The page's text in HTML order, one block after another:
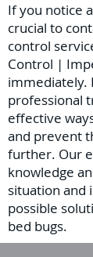
If you notice
crucial to
control
Control |
immediately.
professional
effective
and prevent
further. Our
knowledge
situation and
possible
bed bugs.